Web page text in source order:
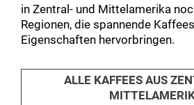
in Zentral- und Mittelamerika
Regionen, die spannende
Eigenschaften hervorbringen.
ALLE KAFFEES AUS